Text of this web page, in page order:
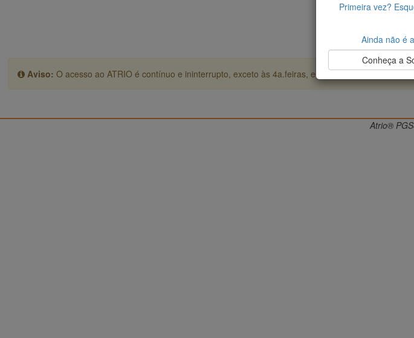
Aviso: O acesso ao ATRIO é contínuo e ininterrupto, exceto às 4a.feiras, entre 17:00h e 22:00h
Primeira vez?
Ainda não é
Conheça a
Atrio®